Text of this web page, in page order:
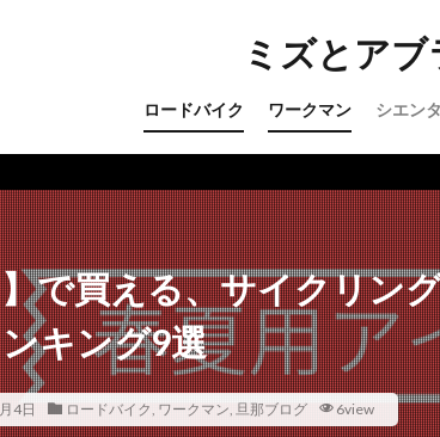
ミズとア
ロードバイク ワークマン シエンタ
で買える、サイクリン
キング9選
4日 ロードバイク, ワークマン, 旦那ブログ 6view